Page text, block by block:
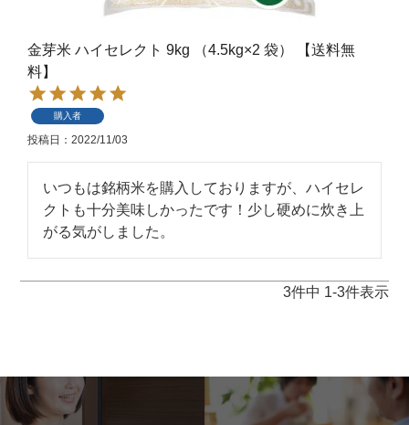
金芽米 ハイセレクト 9kg （4.5kg×2 袋） 【送料無
料】
購入者
投稿日 2022/11/03
いつもは銘柄米を購入しておりますが、ハイセレ
クトも十分美味しかったです！少し硬めに炊き上
がる気がしました。
3件中 1-3件表示